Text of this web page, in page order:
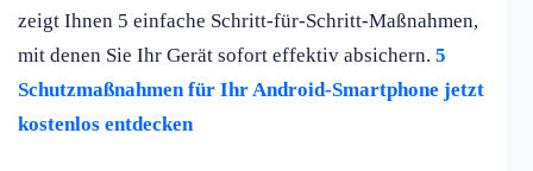
zeigt Ihnen 5 einfache Schritt-für-Schritt-Maßnahmen,
mit denen Sie Ihr Gerät sofort effektiv absichern. 5
Schutzmaßnahmen für Ihr Android-Smartphone jetzt
kostenlos entdecken